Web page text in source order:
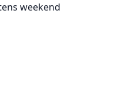
weekend